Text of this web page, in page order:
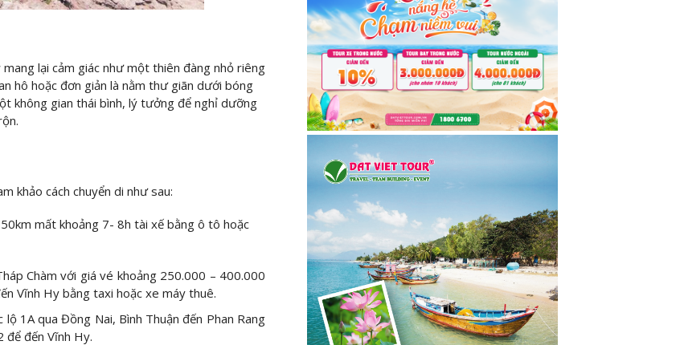
lại cảm giác như một thiên đàng nhỏ riêng
hô hoặc đơn giản là nằm thư giãn dưới bóng
không gian thái bình, lý tưởng để nghỉ dưỡng
khảo cách chuyển di như sau:
mất khoảng 7- 8h tài xế bằng ô tô hoặc
Chàm với giá vé khoảng 250.000 – 400.000
Vĩnh Hy bằng taxi hoặc xe máy thuê.
1A qua Đồng Nai, Bình Thuận đến Phan Rang
để đến Vĩnh Hy.